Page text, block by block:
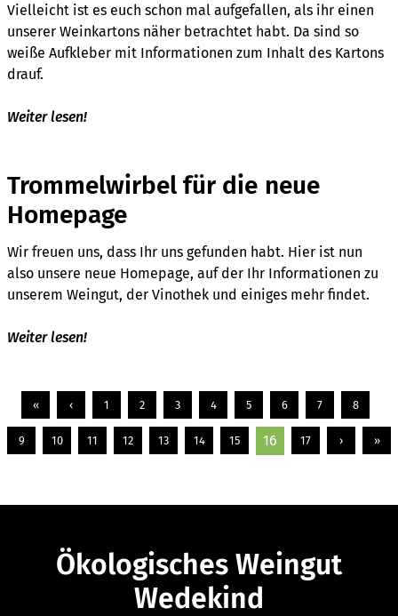
Vielleicht ist es euch schon mal aufgefallen, als ihr einen
unserer Weinkartons näher betrachtet habt. Da sind so
weiße Aufkleber mit Informationen zum Inhalt des Kartons
drauf.
Weiter lesen!
Trommelwirbel für die neue
Homepage
Wir freuen uns, dass Ihr uns gefunden habt. Hier ist nun
also unsere neue Homepage, auf der Ihr Informationen zu
unserem Weingut, der Vinothek und einiges mehr findet.
Weiter lesen!
« ‹ 1 2 3 4 5 6 7 8
9 10 11 12 13 14 15 16 17 › »
Ökologisches Weingut
Wedekind